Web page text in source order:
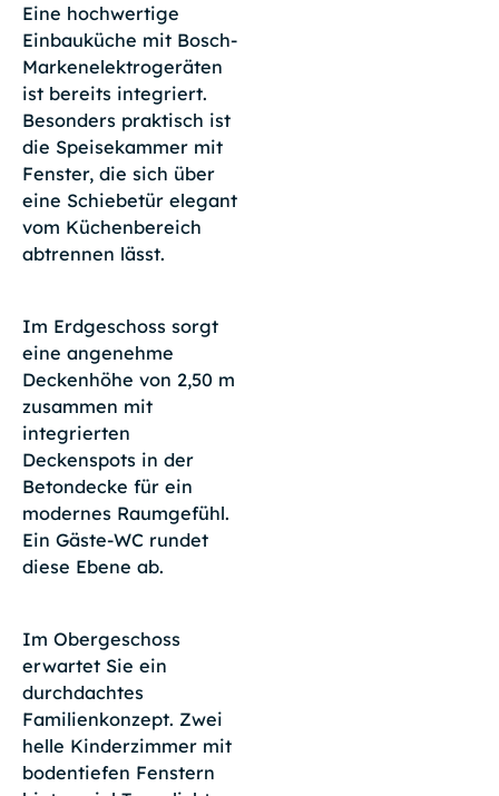
Eine hochwertige
Einbauküche mit Bosch-
Markenelektrogeräten
ist bereits integriert.
Besonders praktisch ist
die Speisekammer mit
Fenster, die sich über
eine Schiebetür elegant
vom Küchenbereich
abtrennen lässt.
Im Erdgeschoss sorgt
eine angenehme
Deckenhöhe von 2,50 m
zusammen mit
integrierten
Deckenspots in der
Betondecke für ein
modernes Raumgefühl.
Ein Gäste-WC rundet
diese Ebene ab.
Im Obergeschoss
erwartet Sie ein
durchdachtes
Familienkonzept. Zwei
helle Kinderzimmer mit
bodentiefen Fenstern